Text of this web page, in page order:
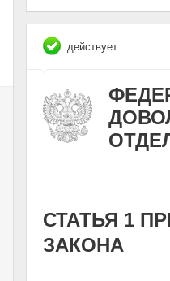
действует
СТАТЬЯ 1
ЗАКОНА